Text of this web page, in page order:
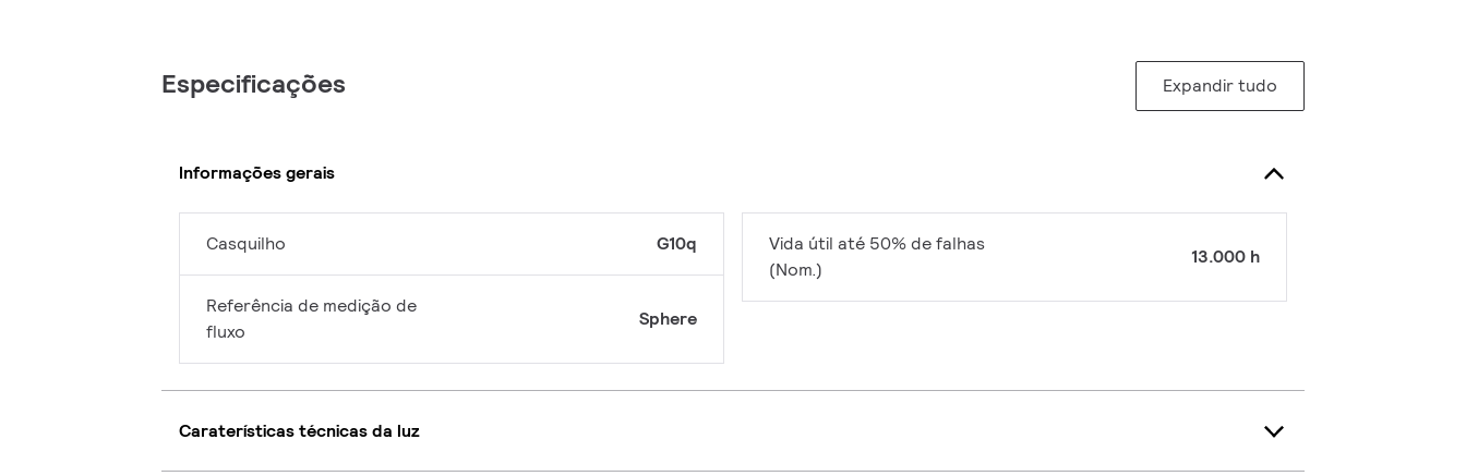
Especificações Expandir tudo
Informações gerais
Casquilho G10q
Referência de medição de
fluxo
Sphere
Vida útil até 50% de falhas
(Nom.)
13.000 h
Caraterísticas técnicas da luz